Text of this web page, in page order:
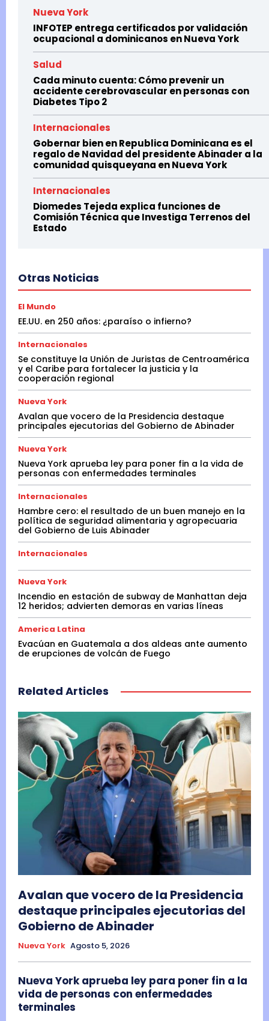
Nueva York
INFOTEP entrega certificados por validación
ocupacional a dominicanos en Nueva York
Salud
Cada minuto cuenta: Cómo prevenir un
accidente cerebrovascular en personas con
Diabetes Tipo 2
Internacionales
Gobernar bien en Republica Dominicana es el
regalo de Navidad del presidente Abinader a la
comunidad quisqueyana en Nueva York
Internacionales
Diomedes Tejeda explica funciones de
Comisión Técnica que Investiga Terrenos del
Estado
Otras Noticias
El Mundo
EE.UU. en 250 años: ¿paraíso o infierno?
Internacionales
Se constituye la Unión de Juristas de Centroamérica
y el Caribe para fortalecer la justicia y la
cooperación regional
Nueva York
Avalan que vocero de la Presidencia destaque
principales ejecutorias del Gobierno de Abinader
Nueva York
Nueva York aprueba ley para poner fin a la vida de
personas con enfermedades terminales
Internacionales
Hambre cero: el resultado de un buen manejo en la
política de seguridad alimentaria y agropecuaria
del Gobierno de Luis Abinader
Internacionales
Nueva York
Incendio en estación de subway de Manhattan deja
12 heridos; advierten demoras en varias líneas
America Latina
Evacúan en Guatemala a dos aldeas ante aumento
de erupciones de volcán de Fuego
Related Articles
Avalan que vocero de la Presidencia
destaque principales ejecutorias del
Gobierno de Abinader
Nueva York Agosto 5, 2026
Nueva York aprueba ley para poner fin a la
vida de personas con enfermedades
terminales